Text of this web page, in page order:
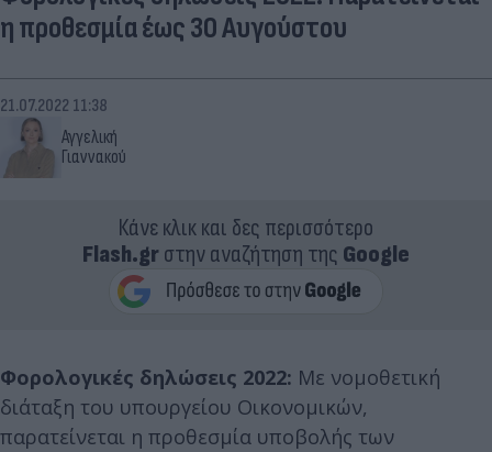
η προθεσμία έως 30 Αυγούστου
Αγγελική
Γιαννακού
21.07.2022 11:38
Κάνε κλικ και δες περισσότερο
Flash.grστην αναζήτηση της Google
Φορολογικές δηλώσεις 2022: Με νομοθετική
διάταξη του υπουργείου Οικονομικών,
παρατείνεται η προθεσμία υποβολής των